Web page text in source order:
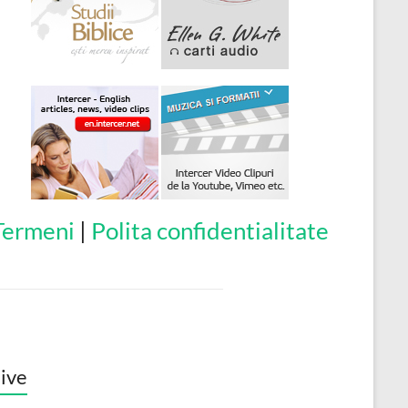
| Polita confidentialitate